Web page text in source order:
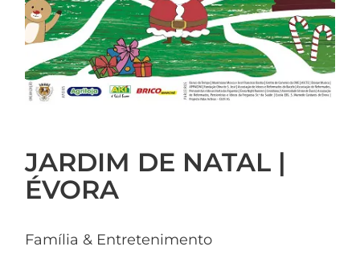
JARDIM DE NATAL |
ÉVORA
Família & Entretenimento